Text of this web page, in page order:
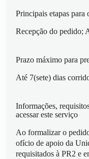
Principais etapas para
Recepção do pedido;
Prazo máximo para
Até 7(sete) dias
Informações,
acessar este serviço
Ao formalizar o
ofício de apoio da
requisitados à PR2 e